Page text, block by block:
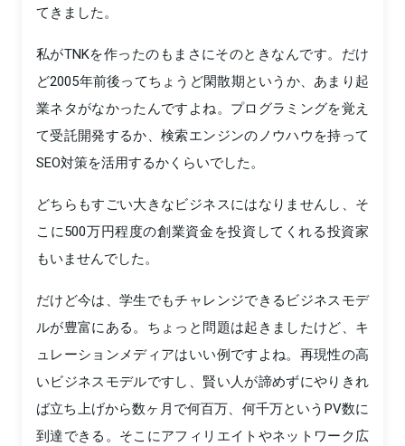
てきました。
私がTNKを作ったのもまさにそのときなんです。だけ
ど2005年前後ってちょうど閑散期というか、あまり起
業ネタがなかったんですよね。プログラミングを覚え
て受託開発するか、検索エンジンのノウハウを持って
SEO対策を活用するかくらいでした。
どちらもすごい大きなビジネスにはなりませんし、そ
こに500万円程度の創業資金を投資してくれる投資家
もいませんでした。
だけど今は、学生でもチャレンジできるビジネスモデ
ルが豊富にある。ちょっと問題は起きましたけど、キ
ュレーションメディアはいい例ですよね。再現性の高
いビジネスモデルですし、賢い人が諦めずにやりきれ
ば立ち上げから数ヶ月で何百万、何千万というPV数に
到達できる。そこにアフィリエイトやネットワーク広